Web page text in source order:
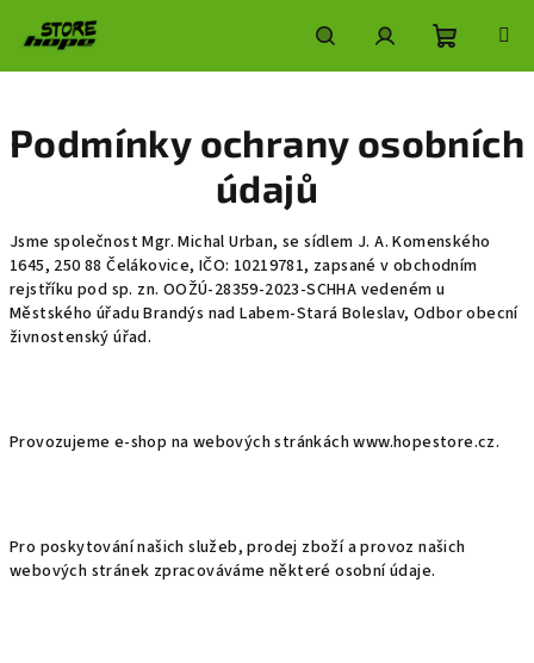
HledatPřihlášeníNákupní
košík
Podmínky ochrany osobních
údajů
Jsme společnost Mgr. Michal Urban, se sídlem J. A. Komenského
1645, 250 88 Čelákovice, IČO: 10219781, zapsané v obchodním
rejstříku pod sp. zn. OOŽÚ-28359-2023-SCHHA vedeném u
Městského úřadu Brandýs nad Labem-Stará Boleslav, Odbor obecní
živnostenský úřad.
Provozujeme e-shop na webových stránkách www.hopestore.cz.
Pro poskytování našich služeb, prodej zboží a provoz našich
webových stránek zpracováváme některé osobní údaje.